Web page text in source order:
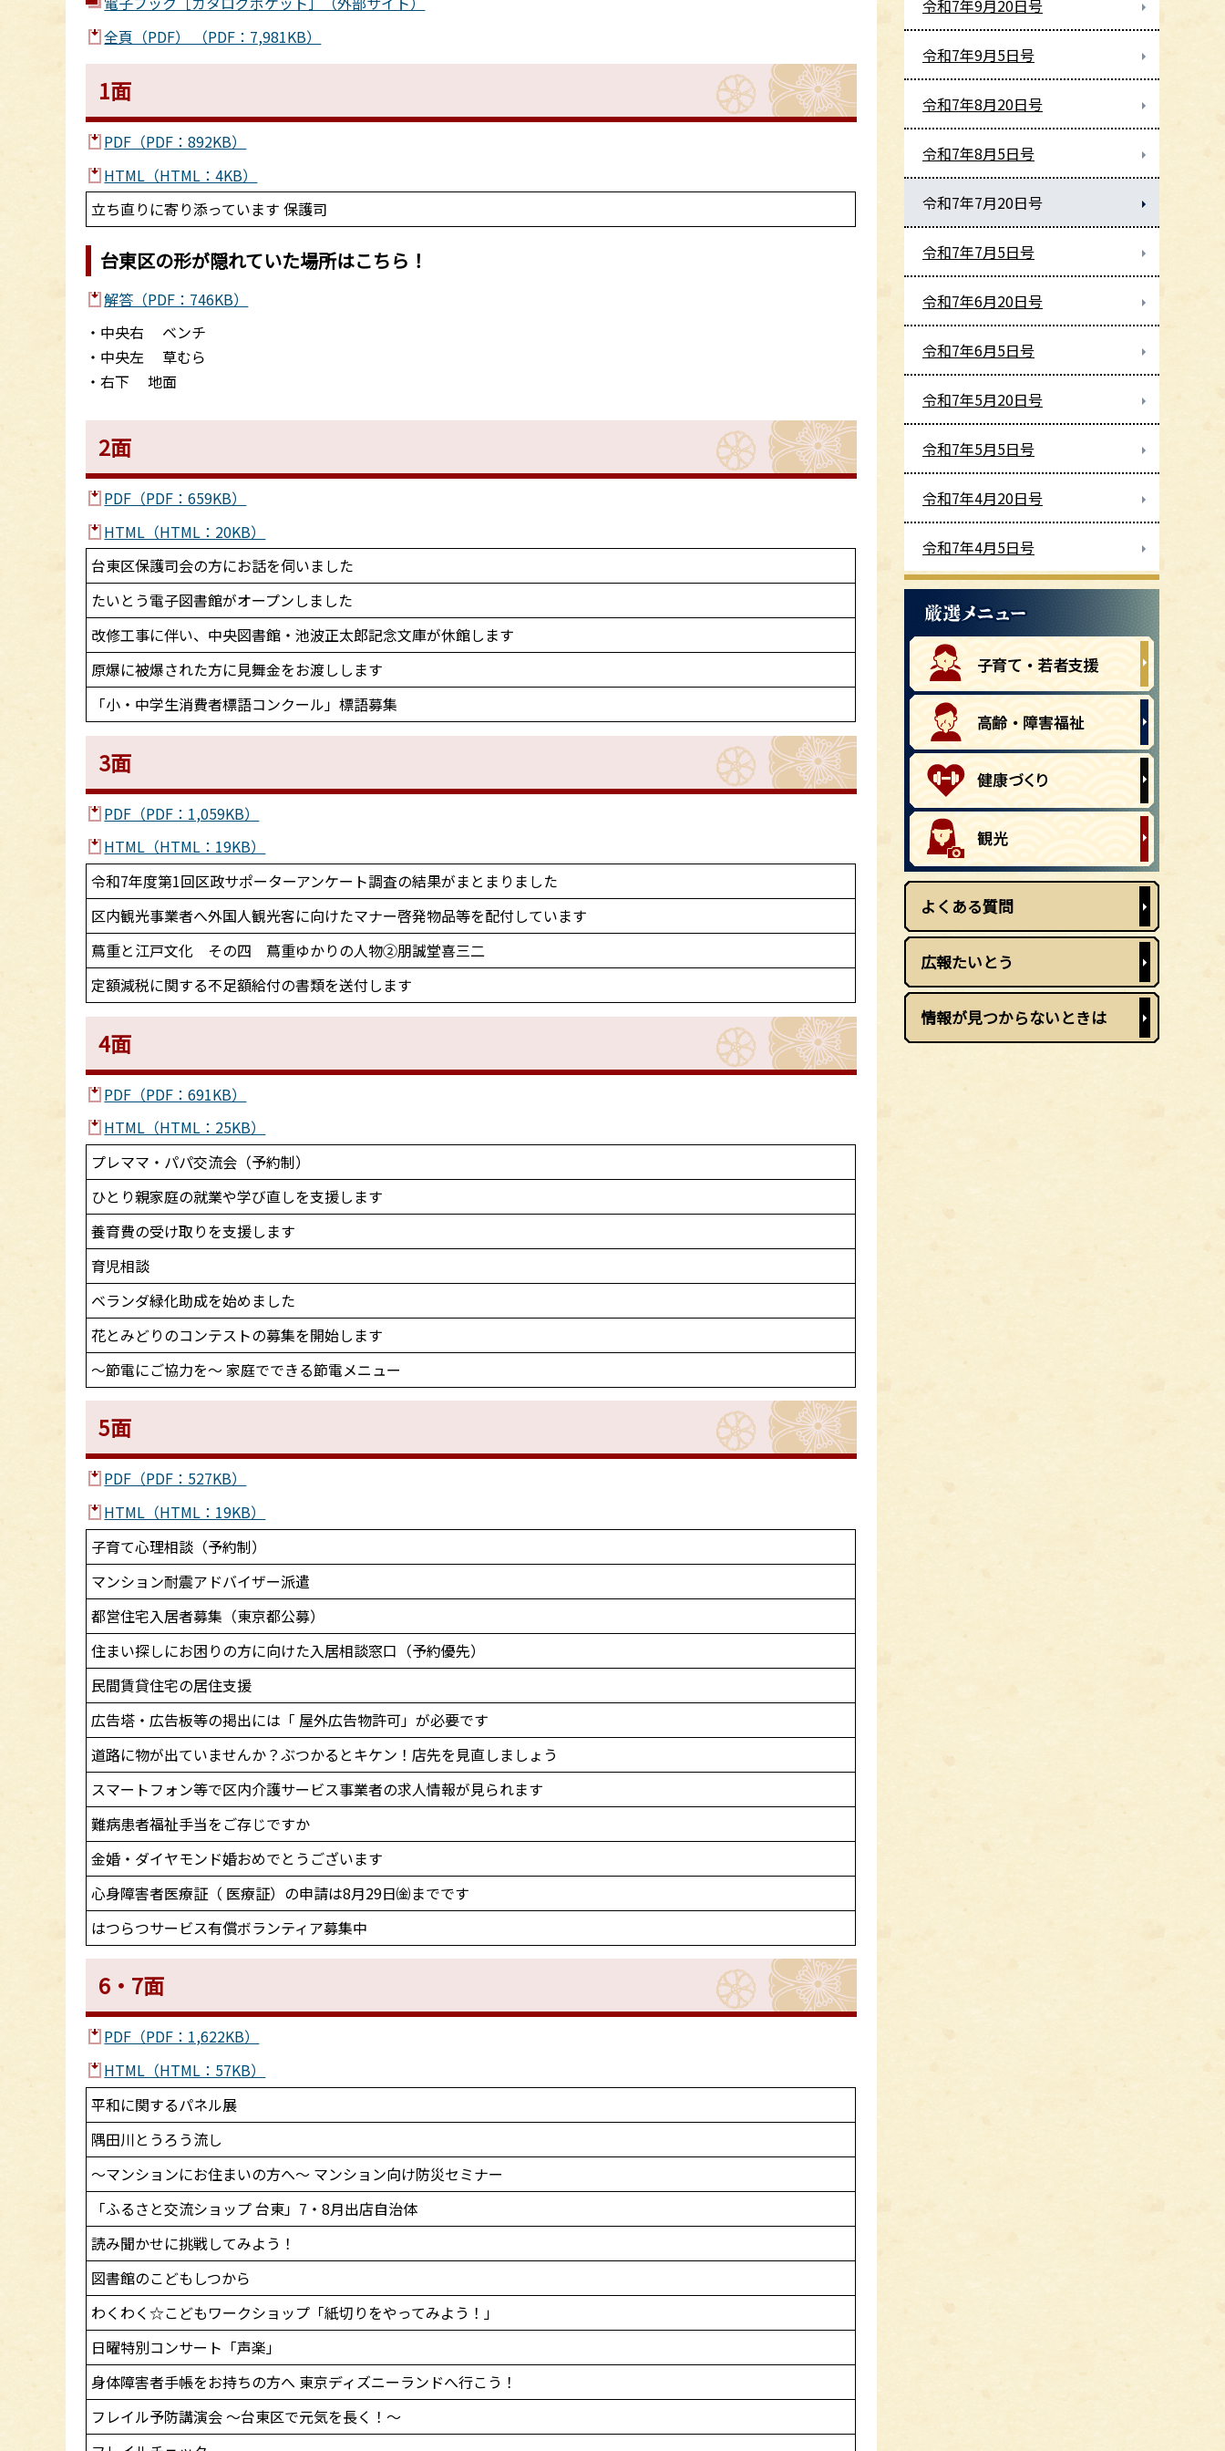
全頁（PDF） （PDF：7,981KB）
1面
PDF（PDF：892KB）
HTML（HTML：4KB）
立ち直りに寄り添っています 保護司
台東区の形が隠れていた場所はこちら！
解答（PDF：746KB）
・中央右 ベンチ
・中央左 草むら
・右下 地面
2面
PDF（PDF：659KB）
HTML（HTML：20KB）
台東区保護司会の方にお話を伺いました
たいとう電子図書館がオープンしました
改修工事に伴い、中央図書館・池波正太郎記念文庫が休館します
原爆に被爆された方に見舞金をお渡しします
「小・中学生消費者標語コンクール」標語募集
3面
PDF（PDF：1,059KB）
HTML（HTML：19KB）
令和7年度第1回区政サポーターアンケート調査の結果がまとまりました
区内観光事業者へ外国人観光客に向けたマナー啓発物品等を配付しています
蔦重と江戸文化 その四 蔦重ゆかりの人物②朋誠堂喜三二
定額減税に関する不足額給付の書類を送付します
4面
PDF（PDF：691KB）
HTML（HTML：25KB）
プレママ・パパ交流会（予約制）
ひとり親家庭の就業や学び直しを支援します
養育費の受け取りを支援します
育児相談
ベランダ緑化助成を始めました
花とみどりのコンテストの募集を開始します
～節電にご協力を～ 家庭でできる節電メニュー
5面
PDF（PDF：527KB）
HTML（HTML：19KB）
子育て心理相談（予約制）
マンション耐震アドバイザー派遣
都営住宅入居者募集（東京都公募）
住まい探しにお困りの方に向けた入居相談窓口（予約優先）
民間賃貸住宅の居住支援
広告塔・広告板等の掲出には「 屋外広告物許可」が必要です
道路に物が出ていませんか？ぶつかるとキケン！店先を見直しましょう
スマートフォン等で区内介護サービス事業者の求人情報が見られます
難病患者福祉手当をご存じですか
金婚・ダイヤモンド婚おめでとうございます
心身障害者医療証（ 医療証）の申請は8月29日㈮までです
はつらつサービス有償ボランティア募集中
6・7面
PDF（PDF：1,622KB）
HTML（HTML：57KB）
平和に関するパネル展
隅田川とうろう流し
～マンションにお住まいの方へ～ マンション向け防災セミナー
「ふるさと交流ショップ 台東」7・8月出店自治体
読み聞かせに挑戦してみよう！
図書館のこどもしつから
わくわく☆こどもワークショップ「紙切りをやってみよう！」
日曜特別コンサート「声楽」
身体障害者手帳をお持ちの方へ 東京ディズニーランドへ行こう！
フレイル予防講演会 ～台東区で元気を長く！～
令和7年9月20日号
令和7年9月5日号
令和7年8月20日号
令和7年8月5日号
令和7年7月20日号
令和7年7月5日号
令和7年6月20日号
令和7年6月5日号
令和7年5月20日号
令和7年5月5日号
令和7年4月20日号
令和7年4月5日号
よくある質問
広報たいとう
情報が見つからないときは